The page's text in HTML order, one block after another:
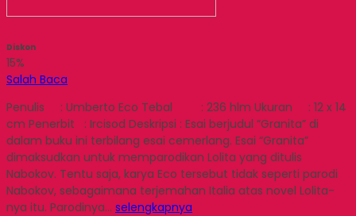
Diskon
15%
Salah Baca
Penulis : Umberto Eco Tebal : 236 hlm Ukuran : 12 x 14
cm Penerbit : Ircisod Deskripsi : Esai berjudul “Granita” di
dalam buku ini terbilang esai cemerlang. Esai “Granita”
dimaksudkan untuk memparodikan Lolita yang ditulis
Nabokov. Tentu saja, karya Eco tersebut tidak seperti parodi
Nabokov, sebagaimana terjemahan Italia atas novel Lolita-
nya itu. Parodinya… selengkapnya